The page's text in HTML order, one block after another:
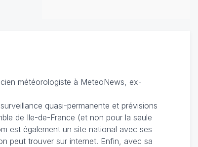
météorologiste à MeteoNews, ex-
quasi-permanente et prévisions
de Ile-de-France (et non pour la seule
est également un site national avec ses
peut trouver sur internet. Enfin, avec sa